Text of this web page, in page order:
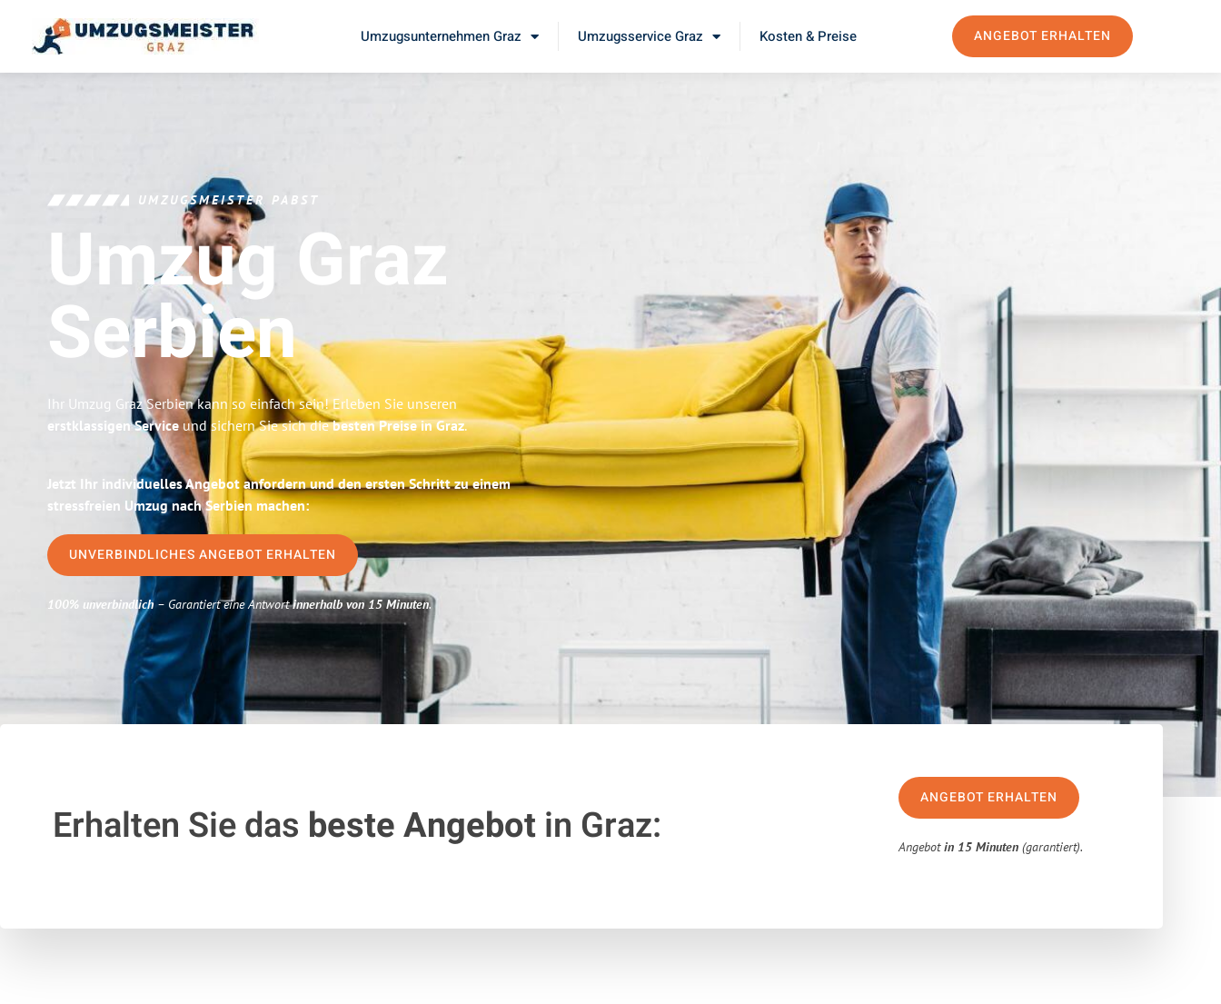
Umzugsunternehmen Graz Umzugsservice Graz Kosten & Preise ANGEBOT ERHALTEN
UMZUGSMEISTER PABST
Umzug Graz
Serbien
Ihr Umzug Graz Serbien kann so einfach sein! Erleben Sie unseren
erstklassigen Service und sichern Sie sich diebesten Preise in Graz.
Jetzt Ihr individuelles Angebot anfordern und den ersten Schritt zu einem
stressfreien Umzug nach Serbien machen:
UNVERBINDLICHES ANGEBOT ERHALTEN
100% unverbindlich– Garantiert eine Antwortinnerhalb von 15 Minuten.
Erhalten Sie das beste Angebotin Graz:
ANGEBOT ERHALTEN
Angebotin 15 Minuten (garantiert).